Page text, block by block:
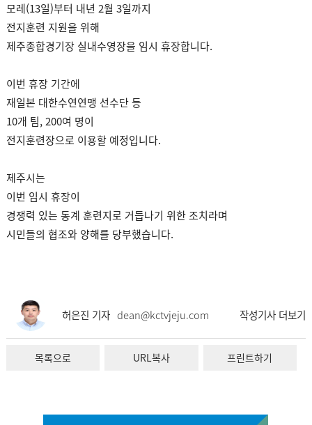
모레(13일)부터 내년 2월 3일까지
전지훈련 지원을 위해
제주종합경기장 실내수영장을 임시 휴장합니다.
이번 휴장 기간에
재일본 대한수연연맹 선수단 등
10개 팀, 200여 명이
전지훈련장으로 이용할 예정입니다.
제주시는
이번 임시 휴장이
경쟁력 있는 동계 훈련지로 거듭나기 위한 조치라며
시민들의 협조와 양해를 당부했습니다.
허은진 기자 dean@kctvjeju.com 작성기사 더보기
목록으로 URL복사 프린트하기